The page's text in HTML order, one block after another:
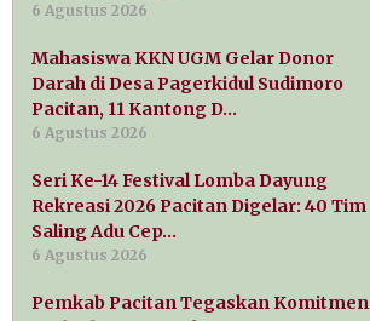
6 Agustus 2026
Mahasiswa KKN UGM Gelar Donor
Darah di Desa Pagerkidul Sudimoro
Pacitan, 11 Kantong D…
6 Agustus 2026
Seri Ke-14 Festival Lomba Dayung
Rekreasi 2026 Pacitan Digelar: 40 Tim
Saling Adu Cep…
6 Agustus 2026
Pemkab Pacitan Tegaskan Komitmen